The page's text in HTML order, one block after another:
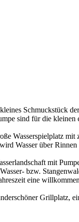
Schmuckstück
sind für die
Wasserspielplatz
Wasser über
mit
bzw.
eine
Grillplatz,